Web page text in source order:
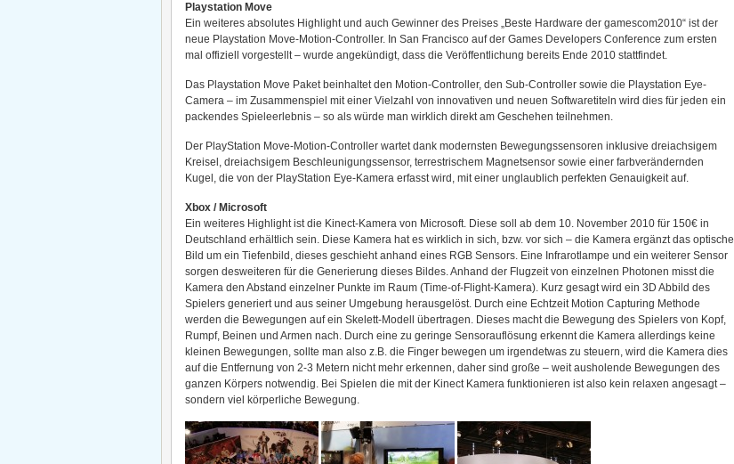
Playstation Move
Ein weiteres absolutes Highlight und auch Gewinner des Preises „Beste Hardware der gamescom2010“ ist der
neue Playstation Move-Motion-Controller. In San Francisco auf der Games Developers Conference zum ersten
mal offiziell vorgestellt – wurde angekündigt, dass die Veröffentlichung bereits Ende 2010 stattfindet.
Das Playstation Move Paket beinhaltet den Motion-Controller, den Sub-Controller sowie die Playstation Eye-
Camera – im Zusammenspiel mit einer Vielzahl von innovativen und neuen Softwaretiteln wird dies für jeden ein
packendes Spieleerlebnis – so als würde man wirklich direkt am Geschehen teilnehmen.
Der PlayStation Move-Motion-Controller wartet dank modernsten Bewegungssensoren inklusive dreiachsigem
Kreisel, dreiachsigem Beschleunigungssensor, terrestrischem Magnetsensor sowie einer farbverändernden
Kugel, die von der PlayStation Eye-Kamera erfasst wird, mit einer unglaublich perfekten Genauigkeit auf.
Xbox / Microsoft
Ein weiteres Highlight ist die Kinect-Kamera von Microsoft. Diese soll ab dem 10. November 2010 für 150€ in
Deutschland erhältlich sein. Diese Kamera hat es wirklich in sich, bzw. vor sich – die Kamera ergänzt das optische
Bild um ein Tiefenbild, dieses geschieht anhand eines RGB Sensors. Eine Infrarotlampe und ein weiterer Sensor
sorgen desweiteren für die Generierung dieses Bildes. Anhand der Flugzeit von einzelnen Photonen misst die
Kamera den Abstand einzelner Punkte im Raum (Time-of-Flight-Kamera). Kurz gesagt wird ein 3D Abbild des
Spielers generiert und aus seiner Umgebung herausgelöst. Durch eine Echtzeit Motion Capturing Methode
werden die Bewegungen auf ein Skelett-Modell übertragen. Dieses macht die Bewegung des Spielers von Kopf,
Rumpf, Beinen und Armen nach. Durch eine zu geringe Sensorauflösung erkennt die Kamera allerdings keine
kleinen Bewegungen, sollte man also z.B. die Finger bewegen um irgendetwas zu steuern, wird die Kamera dies
auf die Entfernung von 2-3 Metern nicht mehr erkennen, daher sind große – weit ausholende Bewegungen des
ganzen Körpers notwendig. Bei Spielen die mit der Kinect Kamera funktionieren ist also kein relaxen angesagt –
sondern viel körperliche Bewegung.